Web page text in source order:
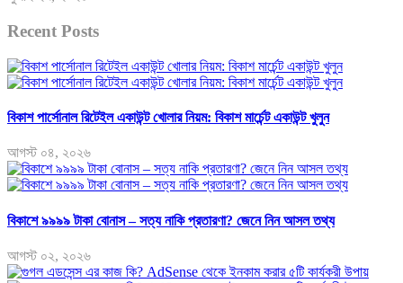
Recent Posts
বিকাশ পার্সোনাল রিটেইল একাউন্ট খোলার নিয়ম: বিকাশ মার্চেন্ট একাউন্ট খুলুন
আগস্ট ০৪, ২০২৬
বিকাশে ৯৯৯৯ টাকা বোনাস – সত্য নাকি প্রতারণা? জেনে নিন আসল তথ্য
আগস্ট ০২, ২০২৬